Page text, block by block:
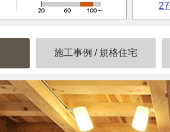
施工事例 / 規格住宅